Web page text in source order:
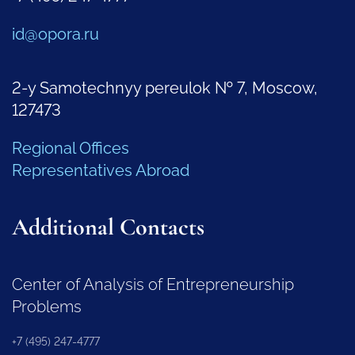
id@opora.ru
2-y Samotechnyy pereulok № 7, Moscow,
127473
Regional Offices
Representatives Abroad
Additional Contacts
Center of Analysis of Entrepreneurship
Problems
+7 (495) 247-4777